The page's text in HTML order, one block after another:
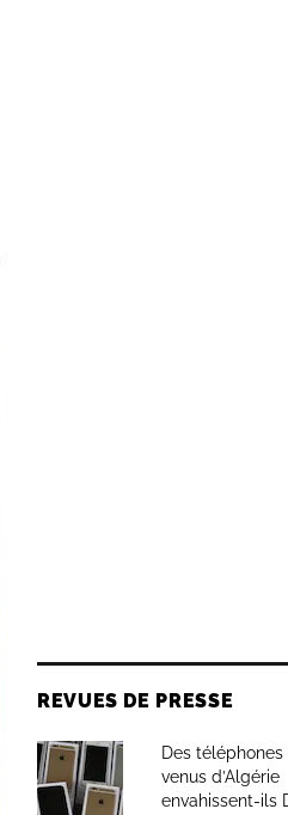
REVUES DE PRESSE
Des téléphones
venus d’Algérie
envahissent-ils